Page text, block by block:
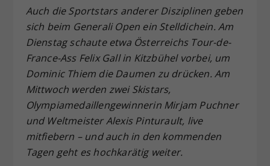
Auch die Sportstars anderer Disziplinen geben
sich beim Generali Open ein Stelldichein. Am
Dienstag schaute etwa Österreichs Tour-de-
France-Ass Felix Gall in Kitzbühel vorbei, um
Dominic Thiem die Daumen zu drücken. Am
Mittwoch werden zwei Skistars,
Olympiamedaillengewinnerin Mirjam Puchner
und Weltmeister Alexis Pinturault, live
mitfiebern – und auch in den kommenden
Tagen geht es hochkarätig weiter.
Zweck
Dieser Wert speichert Ihre Consent-
Einstellungen. Unter anderem eine
zufällig generierte ID, für die
historische Speicherung Ihrer
vorgenommen Einstellungen, falls der
Webseiten-Betreiber dies eingestellt
hat.